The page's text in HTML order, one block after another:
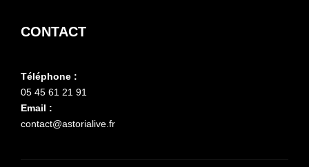
CONTACT
Téléphone :
05 45 61 21 91
Email :
contact@astorialive.fr